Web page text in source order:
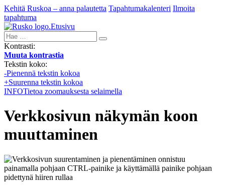
Kehitä Ruskoa – anna palautetta Tapahtumakalenteri Ilmoita
tapahtuma
Etusivu
Hae:
Kontrasti:
Muuta kontrastia
Tekstin koko:
-Pienennä tekstin kokoa
+Suurenna tekstin kokoa
INFOTietoa zoomauksesta selaimella
Verkkosivun näkymän koon
muuttaminen